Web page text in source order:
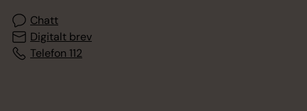
Chatt
Digitalt brev
Telefon 112